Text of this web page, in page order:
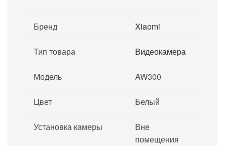
Бренд Xiaomi
Тип товара Видеокамера
Модель AW300
Цвет Белый
Установка камеры
Вне
помещения